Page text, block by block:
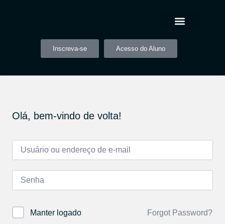
Inscreva-se Acesso do Aluno
Olá, bem-vindo de volta!
Manter logado Forgot Password?